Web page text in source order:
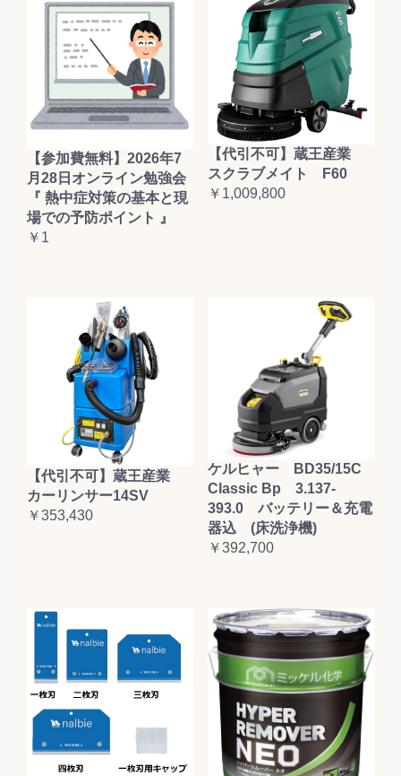
【参加費無料】2026年7
月28日オンライン勉強会
『 熱中症対策の基本と現
場での予防ポイント 』
￥1
【代引不可】蔵王産業
スクラブメイト F60
￥1,009,800
【代引不可】蔵王産業
カーリンサー14SV
￥353,430
ケルヒャー BD35/15C
Classic Bp 3.137-
393.0 バッテリー＆充電
器込 (床洗浄機)
￥392,700